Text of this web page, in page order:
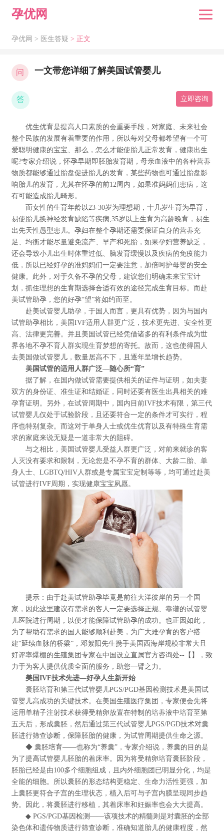
孕优网
孕优网 > 医生答疑 > 正文
问 一文带您详细了解美国试管婴儿
答 立即咨询
优生优育是提高人口素质的会重要手段，对家庭、未来社会
整个民族的发展有着重要的作用，所以每对父母都希望有一个可
爱聪明健康的宝宝、那么，怎么才能使胎儿正常发育，健康出生
呢?专家介绍说，怀孕早期即胚胎发育期，母亲血液中的各种营养
物质都能够通过胎盘促进胎儿的发育，某些药物也可通过胎盘影
响胎儿的发育，尤其在怀孕的前12周内，如果准妈妈们患病，这
有可能造成胎儿畸形。
而女性的生育年龄以23-30岁为理想期，十几岁生育为早育，
易使胎儿换神经发育缺陷等疾病;35岁以上生育为高龄晚育，易生
出先天性愚型患儿。孕妇在整个孕期还需要保证自身的营养充
足、均衡才能尽量避免流产、早产和死胎，如果孕妇营养缺乏，
还会导致小儿出生时体重过低、脑发育缓慢以及疾病的免疫能力
低，所以已经好孕的准妈妈们一定要注意，加倍呵护母婴的安全
健康。此外，对于久备不孕的父母，建议您们明确未来宝宝计
划，抓住理想的生育期选择合适有效的途径完成生育目标。而赴
美试管助孕，您的好孕“望”将如约而至。
赴美试管婴儿助孕，于国人而言，更具有优势，因为与国内
试管助孕相比，美国IVF适用人群更广泛，技术更先进、安全性更
高、法律更完善。并且美国试管已经凭借诸多的有利条件成为世
界各地不孕不育人群实现生育梦想的寄托。故而，这也使得国人
去美国做试管婴儿，数量居高不下，且逐年呈增长趋势。
美国试管的适用人群广泛—随心所“育”
据了解，在国内做试管需要提供相关的证件与证明，如夫妻
双方的身份证、准生证和结婚证，同时还要有医生出具相关的难
孕育证明。另外，在试管周期中，国内目前IVF技术有限，第三代
试管婴儿仅处于试验阶段，且还要符合一定的条件才可实行，程
序也特别复杂。而这对于单身人士或优生优育以及有特殊生育需
求的家庭来说无疑是一道非常大的阻碍。
与之相比，美国试管婴儿受益人群更广泛，对前来就诊的客
人灭没有要求和限制，无论您是不孕不育的群体、大龄二胎、单
身人士、LGBTQ/HIV人群或是专属宝宝定制等等，均可通过赴美
试管进行IVF周期，实现健康宝宝夙愿。
提示：由于赴美试管助孕毕竟是前往大洋彼岸的另一个国
家，因此这里建议有需求的客人一定要选择正规、靠谱的试管婴
儿医院进行周期，以便才能保障试管助孕的成功。也正因如此，
为了帮助有需求的国人能够顺利赴美，为广大难孕育的客户搭
建“延续血脉的桥梁”，邓絮阳先生携手美国西海岸规模非常大且
好评率爆棚的生殖集团专家在中国设立直属官方咨询处--【】，致
力于为客人提供优质全面的服务，助您一臂之力。
美国IVF技术先进—好孕人生新开始
囊胚培育和第三代试管婴儿PGS/PGD基因检测技术是美国试
管婴儿高成功的关键技术。在美国生殖医疗集团，专家便会先将
运用单精子注射技术获得受精卵放置在特制的培养液中培育至第
五天后，形成囊胚，然后通过第三代试管婴儿PGS/PGD技术对囊
胚进行筛查诊断，保障胚胎的健康，为试管周期提供生命之源。
◆ 囊胚培育——也称为“养囊”，专家介绍说，养囊的目的是
为了提高试管婴儿胚胎的着床率。因为将受精卵培育囊胚阶段，
胚胎已经是由100多个细胞组成，且内外细胞团已明显分化，均是
全能的细胞。所以囊胚的形态结构更稳定、生命力活性更强，加
上囊胚更符合子宫的生理状态，植入后可与子宫内膜呈现同步趋
势。因此，将囊胚进行移植，其着床率和妊娠率也会大大提高。
◆ PGS/PGD基因检测——该项技术的精髓则是对囊胚的全部
染色体和遗传物质进行筛查诊断，准确知道胎儿的健康程度，然